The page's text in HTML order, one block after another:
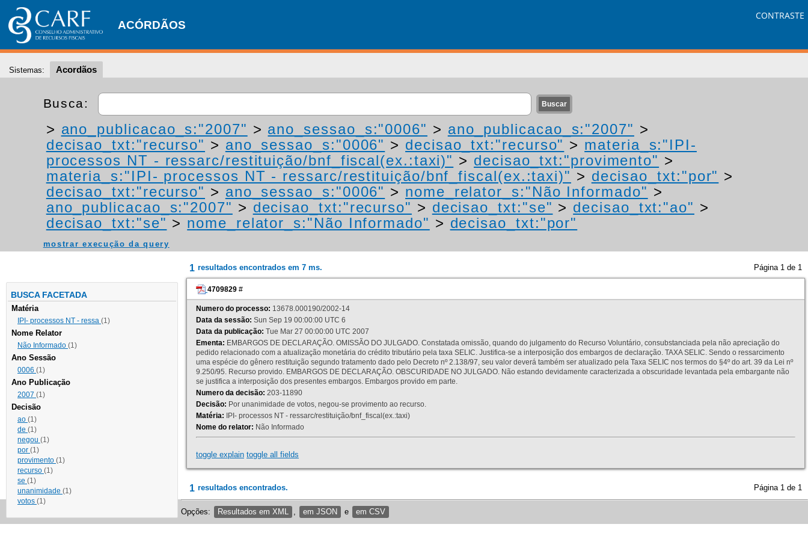
ACÓRDÃOS
CONTRASTE
Sistemas: Acordãos
Busca:
> ano_publicacao_s:"2007" > ano_sessao_s:"0006" > ano_publicacao_s:"2007" >
decisao_txt:"recurso" > ano_sessao_s:"0006" > decisao_txt:"recurso" > materia_s:"IPI-
processos NT - ressarc/restituição/bnf_fiscal(ex.:taxi)" > decisao_txt:"provimento" >
materia_s:"IPI- processos NT - ressarc/restituição/bnf_fiscal(ex.:taxi)" > decisao_txt:"por" >
decisao_txt:"recurso" > ano_sessao_s:"0006" > nome_relator_s:"Não Informado" >
ano_publicacao_s:"2007" > decisao_txt:"recurso" > decisao_txt:"se" > decisao_txt:"ao" >
decisao_txt:"se" > nome_relator_s:"Não Informado" > decisao_txt:"por"
mostrar execução da query
BUSCA FACETADA
Matéria
IPI- processos NT - ressa (1)
Nome Relator
Não Informado (1)
Ano Sessão
0006 (1)
Ano Publicação
2007 (1)
Decisão
ao (1)
de (1)
negou (1)
por (1)
provimento (1)
recurso (1)
se (1)
unanimidade (1)
votos (1)
1 resultados encontrados em 7 ms. Página 1 de 1
4709829 #
Numero do processo: 13678.000190/2002-14
Data da sessão: Sun Sep 19 00:00:00 UTC 6
Data da publicação: Tue Mar 27 00:00:00 UTC 2007
Ementa: EMBARGOS DE DECLARAÇÃO. OMISSÃO DO JULGADO. Constatada omissão, quando do julgamento do Recurso Voluntário, consubstanciada pela não apreciação do
pedido relacionado com a atualização monetária do crédito tributário pela taxa SELIC. Justifica-se a interposição dos embargos de declaração. TAXA SELIC. Sendo o ressarcimento
uma espécie do gênero restituição segundo tratamento dado pelo Decreto nº 2.138/97, seu valor deverá também ser atualizado pela Taxa SELIC nos termos do §4º do art. 39 da Lei nº
9.250/95. Recurso provido. EMBARGOS DE DECLARAÇÃO. OBSCURIDADE NO JULGADO. Não estando devidamente caracterizada a obscuridade levantada pela embargante não
se justifica a interposição dos presentes embargos. Embargos provido em parte.
Numero da decisão: 203-11890
Decisão: Por unanimidade de votos, negou-se provimento ao recurso.
Matéria: IPI- processos NT - ressarc/restituição/bnf_fiscal(ex.:taxi)
Nome do relator: Não Informado
toggle explain toggle all fields
1 resultados encontrados. Página 1 de 1
Opções: Resultados em XML em JSON e em CSV